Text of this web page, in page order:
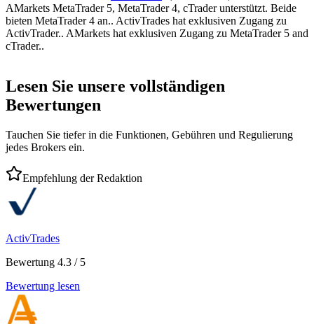
AMarkets MetaTrader 5, MetaTrader 4, cTrader unterstützt. Beide
bieten MetaTrader 4 an.. ActivTrades hat exklusiven Zugang zu
ActivTrader.. AMarkets hat exklusiven Zugang zu MetaTrader 5 and
cTrader..
Lesen Sie unsere vollständigen
Bewertungen
Tauchen Sie tiefer in die Funktionen, Gebühren und Regulierung
jedes Brokers ein.
Empfehlung der Redaktion
ActivTrades
Bewertung 4.3 / 5
Bewertung lesen